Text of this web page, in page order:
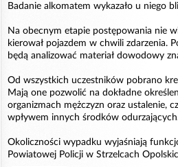
Badanie alkomatem wykazało u niego
Na obecnym etapie postępowania nie
kierował pojazdem w chwili zdarzenia.
będą analizować materiał dowodowy
Od wszystkich uczestników pobrano
Mają one pozwolić na dokładne
organizmach mężczyzn oraz ustalenie,
wpływem innych środków
Okoliczności wypadku wyjaśniają
Powiatowej Policji w Strzelcach